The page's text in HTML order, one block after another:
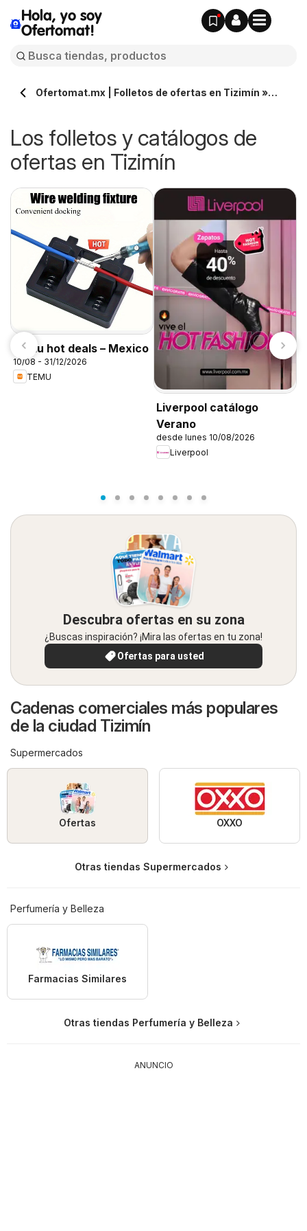
Hola, yo soy
Ofertomat!
Ofertomat.mx | Folletos de ofertas en Tizimín »
Los folletos y catálogos de
ofertas en Tizimín
Temu hot deals – Mexico
10/08 - 31/12/2026
TEMU
Liverpool catálogo
Verano
desde lunes 10/08/2026
Liverpool
Descubra ofertas en su zona
¿Buscas inspiración? ¡Mira las ofertas en tu zona!
Ofertas para usted
Cadenas comerciales más populares
de la ciudad Tizimín
Supermercados
Ofertas OXXO
Otras tiendas Supermercados
Perfumería y Belleza
Farmacias Similares
Otras tiendas Perfumería y Belleza
ANUNCIO